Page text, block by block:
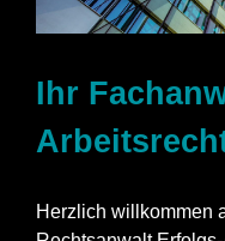
Ihr
Herzlich willkommen